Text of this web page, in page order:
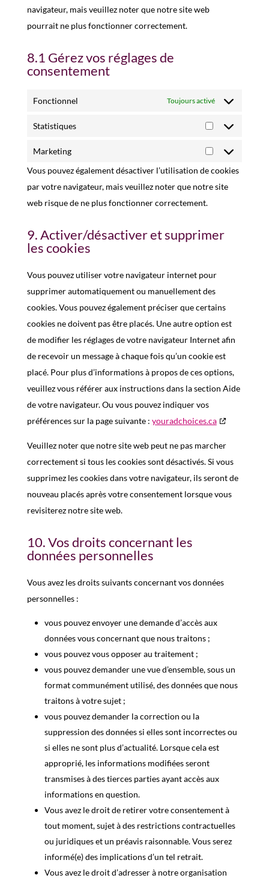
navigateur, mais veuillez noter que notre site web
pourrait ne plus fonctionner correctement.
8.1 Gérez vos réglages de
consentement
Fonctionnel Toujours activé
Statistiques
Marketing
Vous pouvez également désactiver l’utilisation de cookies
par votre navigateur, mais veuillez noter que notre site
web risque de ne plus fonctionner correctement.
9. Activer/désactiver et supprimer
les cookies
Vous pouvez utiliser votre navigateur internet pour
supprimer automatiquement ou manuellement des
cookies. Vous pouvez également préciser que certains
cookies ne doivent pas être placés. Une autre option est
de modifier les réglages de votre navigateur Internet afin
de recevoir un message à chaque fois qu’un cookie est
placé. Pour plus d’informations à propos de ces options,
veuillez vous référer aux instructions dans la section Aide
de votre navigateur. Ou vous pouvez indiquer vos
préférences sur la page suivante : youradchoices.ca
Veuillez noter que notre site web peut ne pas marcher
correctement si tous les cookies sont désactivés. Si vous
supprimez les cookies dans votre navigateur, ils seront de
nouveau placés après votre consentement lorsque vous
revisiterez notre site web.
10. Vos droits concernant les
données personnelles
Vous avez les droits suivants concernant vos données
personnelles :
vous pouvez envoyer une demande d’accès aux
données vous concernant que nous traitons ;
vous pouvez vous opposer au traitement ;
vous pouvez demander une vue d’ensemble, sous un
format communément utilisé, des données que nous
traitons à votre sujet ;
vous pouvez demander la correction ou la
suppression des données si elles sont incorrectes ou
si elles ne sont plus d’actualité. Lorsque cela est
approprié, les informations modifiées seront
transmises à des tierces parties ayant accès aux
informations en question.
Vous avez le droit de retirer votre consentement à
tout moment, sujet à des restrictions contractuelles
ou juridiques et un préavis raisonnable. Vous serez
informé(e) des implications d’un tel retrait.
Vous avez le droit d’adresser à notre organisation